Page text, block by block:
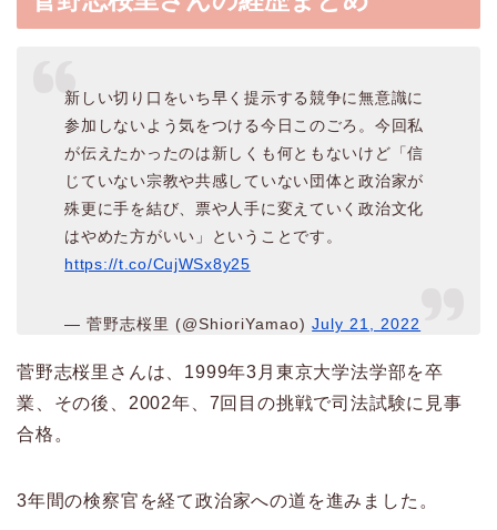
新しい切り口をいち早く提示する競争に無意識に
参加しないよう気をつける今日このごろ。今回私
が伝えたかったのは新しくも何ともないけど「信
じていない宗教や共感していない団体と政治家が
殊更に手を結び、票や人手に変えていく政治文化
はやめた方がいい」ということです。
https://t.co/CujWSx8y25
— 菅野志桜里 (@ShioriYamao)July 21, 2022
菅野志桜里さんは、1999年3月東京大学法学部を卒
業、その後、2002年、7回目の挑戦で司法試験に見事
合格。
3年間の検察官を経て政治家への道を進みました。